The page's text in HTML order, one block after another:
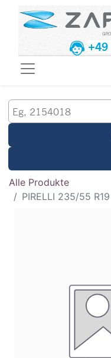
Alle Produkte
PIRELLI 235/55